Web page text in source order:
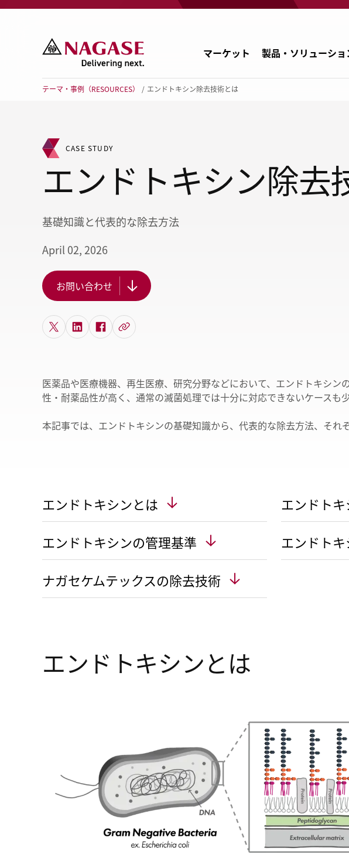
マーケット 製品・ソリューショ
エレクトロニクス
NAGASEバイオテッ
韓国
テーマ・事例（RESOURCES） エンドトキシン除去技術とは
CASE STUDY
エンドトキシン除去
基礎知識と代表的な除去方法
April 02, 2026
お問い合わせ
医薬品や医療機器、再生医療、研究分野などにおいて、エンドトキシ
性・耐薬品性が高く、通常の滅菌処理では十分に対応できないケースも
本記事では、エンドトキシンの基礎知識から、代表的な除去方法、それ
エンドトキシンとは エンドト
エンドトキシンの管理基準 エンドト
ナガセケムテックスの除去技術
エンドトキシンとは